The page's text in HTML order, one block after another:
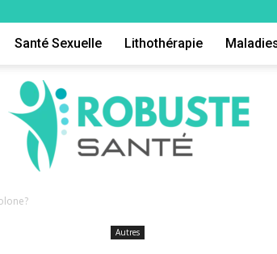
Santé Sexuelle Lithothérapie
Robuste
Autres